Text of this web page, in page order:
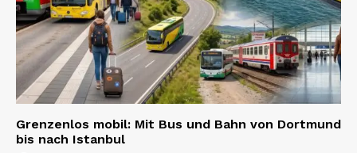
Grenzenlos mobil: Mit Bus und Bahn von Dortmund
bis nach Istanbul